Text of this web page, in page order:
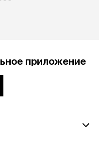
приложение